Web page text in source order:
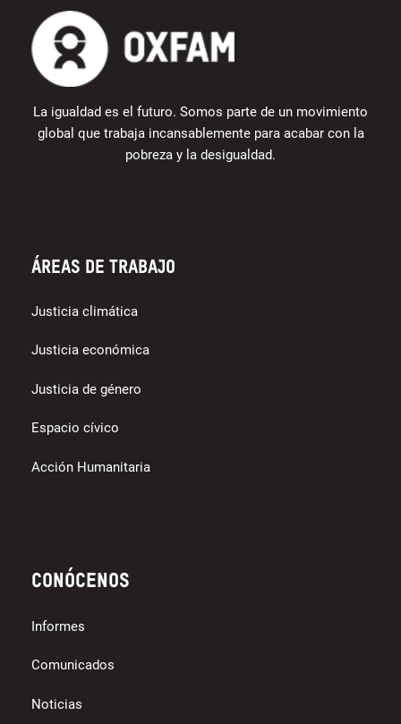
La igualdad es el futuro. Somos parte de un movimiento
global que trabaja incansablemente para acabar con la
pobreza y la desigualdad.
Áreas de trabajo
Justicia climática
Justicia económica
Justicia de género
Espacio cívico
Acción Humanitaria
Conócenos
Informes
Comunicados
Noticias